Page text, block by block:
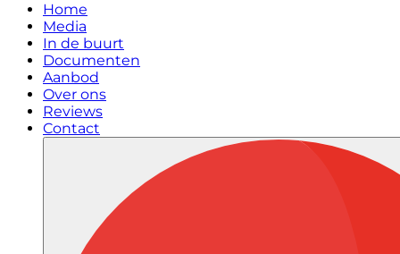
Home
Media
In de buurt
Documenten
Aanbod
Over ons
Reviews
Contact